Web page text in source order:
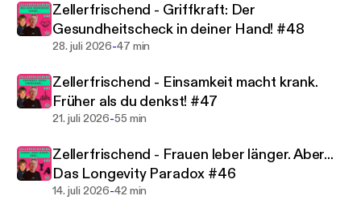
alles wissenschaftlich fundiert und praxisnah. Du
bekommst Strategien und Routinen, die dir helfen,
dich heute und morgen rundum wohlzufühlen.🎯
Nicht nur für Frauen 40+, die mehr wollen als nur
die nächste Diät oder ein weiteres
Fitnessprogramm – sondern für alle, die echte,
nachhaltige Veränderung anstreben.In diesem
Podcast erwarten dich:
• Selbstgelebte, praxisnahe Tipps für deinen Alltag
• Wissenschaftlich fundierte Longevity-Impulse
Zellerfrischend - Griffkraft: Der
Gesundheitscheck in deiner Hand! #48
28. juli 2026-47 min
Zellerfrischend - Einsamkeit macht krank.
Früher als du denkst! #47
21. juli 2026-55 min
Zellerfrischend - Frauen leber länger. Aber...
Das Longevity Paradox #46
14. juli 2026-42 min